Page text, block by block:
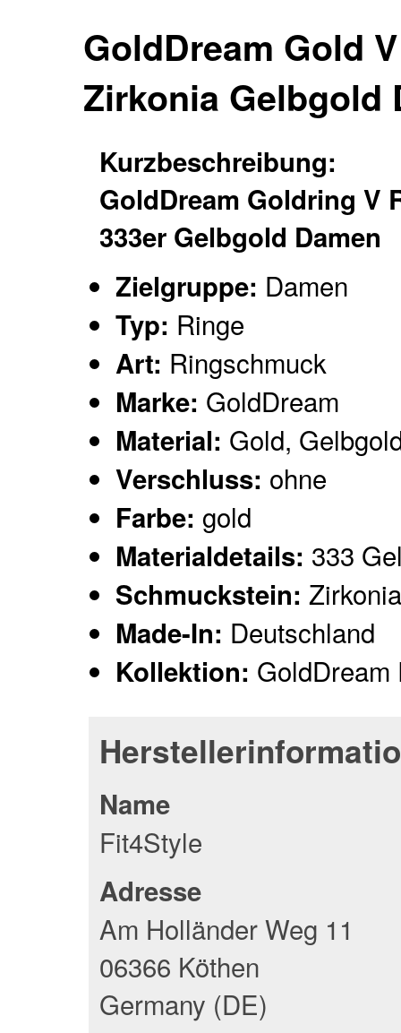
GoldDream Gold
Zirkonia Gelbgold
Kurzbeschreibung:
GoldDream Goldring V
333er Gelbgold Damen
Zielgruppe: Damen
Typ: Ringe
Art: Ringschmuck
Marke: GoldDream
Material: Gold,
Verschluss: ohne
Farbe: gold
Materialdetails: 333
Schmuckstein:
Made-In: Deutschland
Kollektion: GoldDream
Name
Fit4Style
Adresse
Am Holländer Weg 11
06366 Köthen
Germany (DE)